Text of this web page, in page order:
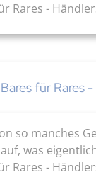
Rares -
Bares für Rares
so manches
was
Rares -